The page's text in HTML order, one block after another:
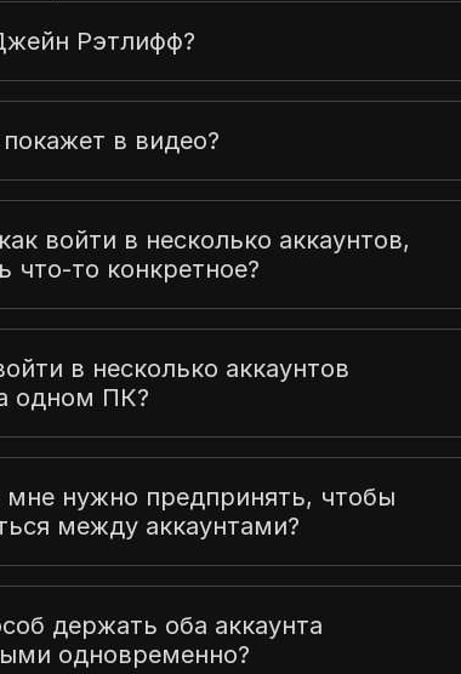
Рэтлифф?
в видео?
войти в несколько аккаунтов,
что-то конкретное?
в несколько аккаунтов
одном ПК?
мне нужно предпринять, чтобы
между аккаунтами?
держать оба аккаунта
одновременно?